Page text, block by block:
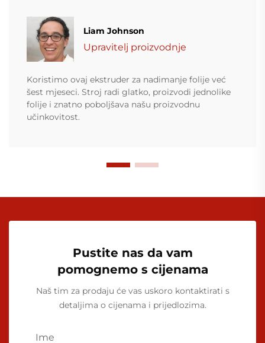
Liam Johnson
Upravitelj proizvodnje
Koristimo ovaj ekstruder za nadimanje folije već
šest mjeseci. Stroj radi glatko, proizvodi jednolike
folije i znatno poboljšava našu proizvodnu
učinkovitost.
Pustite nas da vam
pomognemo s cijenama
Naš tim za prodaju će vas uskoro kontaktirati s
detaljima o cijenama i prijedlozima.
Ime